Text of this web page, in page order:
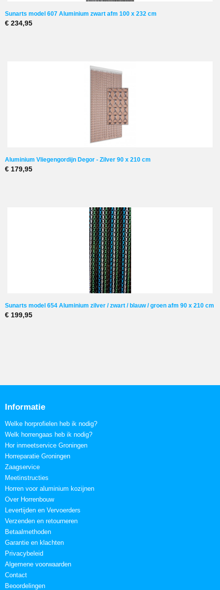
Sunarts model 607 Aluminium zwart afm 100 x 232 cm
€ 234,95
Aluminium Vliegengordijn Degor - Zilver 90 x 210 cm
€ 179,95
Sunarts model 654 Aluminium zilver / zwart / blauw / groen afm 90 x 210 cm
€ 199,95
Informatie
Welke horprofielen heb ik nodig?
Welk horrengaas heb ik nodig?
Hor inmeetservice Groningen
Horreparatie Groningen
Zaagservice
Meetinstructies
Horren voor aluminium kozijnen
Over Horrenbouw
Levertijden en Vervoerders
Verzenden en retourneren
Betaalmethoden
Garantie en klachten
Privacybeleid
Algemene voorwaarden
Contact
Beoordelingen